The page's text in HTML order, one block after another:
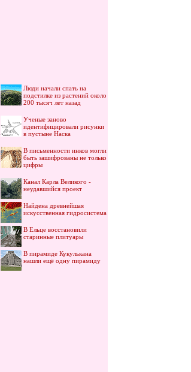
Люди начали спать на
подстилке из растений около
200 тысяч лет назад
Ученые заново
идентифицировали рисунки
в пустыне Наска
В письменности инков могли
быть зашифрованы не только
цифры
Канал Карла Великого -
неудавшийся проект
Найдена древнейшая
искусственная гидросистема
В Ельце восстановили
старинные плитуары
В пирамиде Кукулькана
нашли ещё одну пирамиду